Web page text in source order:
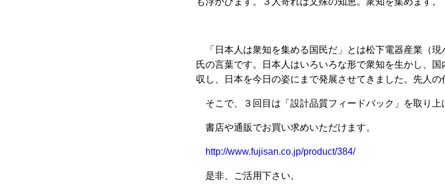
「日本人は衆知を集める国民だ」とは松下電器産業（
氏の言葉です。
日本人はいろいろな形で衆知を生かし、
収し、日本を今日の姿にまで発展させてきました。先人の
そこで、３回目は「設計品質フィードバック」を取り上
書店や通販でお買い求めいただけます。
http://www.fujisan.co.jp/product/384/
是非、ご活用下さい。